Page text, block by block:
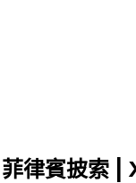
律賓披索 |